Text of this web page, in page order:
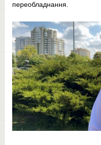
переобладнання.